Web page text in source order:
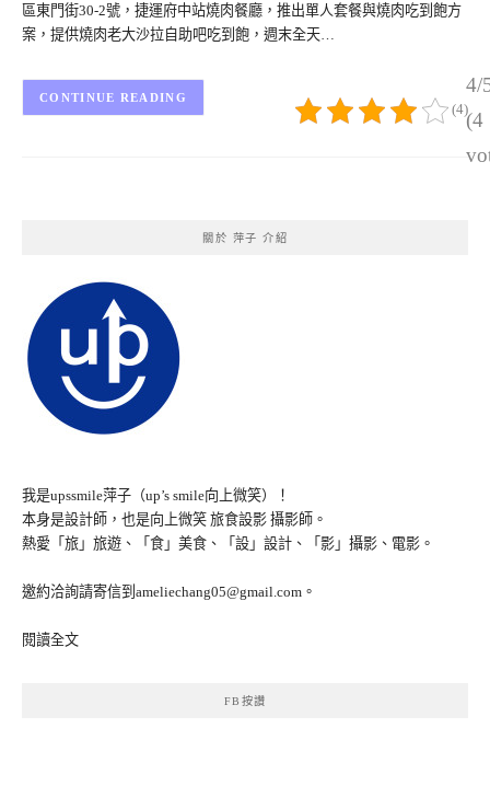
區東門街30-2號，捷運府中站燒肉餐廳，推出單人套餐與燒肉吃到飽方
案，提供燒肉老大沙拉自助吧吃到飽，週末全天…
4/
(4
(4)
CONTINUE READING
關於 萍子 介紹
我是upssmile萍子（up’s smile向上微笑）！
本身是設計師，也是向上微笑 旅食設影 攝影師。
熱愛「旅」旅遊、「食」美食、「設」設計、「影」攝影、電影。
邀約洽詢請寄信到ameliechang05@gmail.com。
閱讀全文
FB按讚